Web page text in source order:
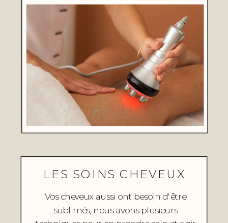
Vos cheveux aussi ont besoin d'être
sublimés, nous avons plusieurs
LES SOINS CHEVEUX